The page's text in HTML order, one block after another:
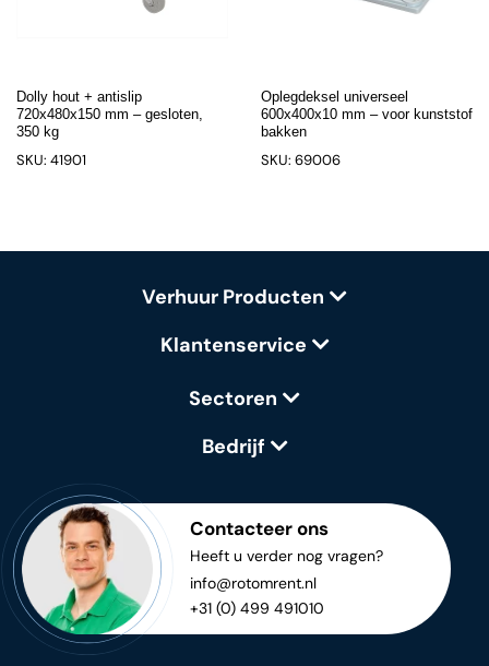
Dolly hout + antislip
720x480x150 mm – gesloten,
350 kg
SKU: 41901
Oplegdeksel universeel
600x400x10 mm – voor kunststof
bakken
SKU: 69006
Verhuur Producten
Klantenservice
Sectoren
Bedrijf
Contacteer ons
Heeft u verder nog vragen?
info@rotomrent.nl
+31 (0) 499 491010